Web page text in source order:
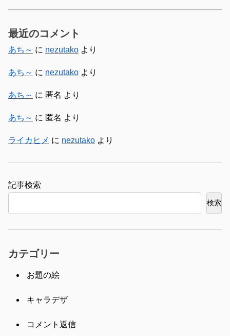
最近のコメント
あち～ に nezutako より
あち～ に nezutako より
あち～ に 匿名 より
あち～ に 匿名 より
ライカヒメ に nezutako より
検索
検索
カテゴリー
お題の絵
キャラデザ
コメント返信